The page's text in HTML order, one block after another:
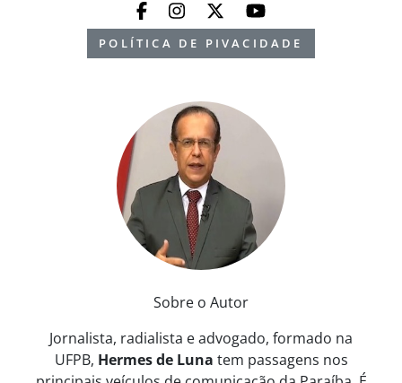
POLÍTICA DE PIVACIDADE
Sobre o Autor
Jornalista, radialista e advogado, formado na
UFPB, Hermes de Luna tem passagens nos